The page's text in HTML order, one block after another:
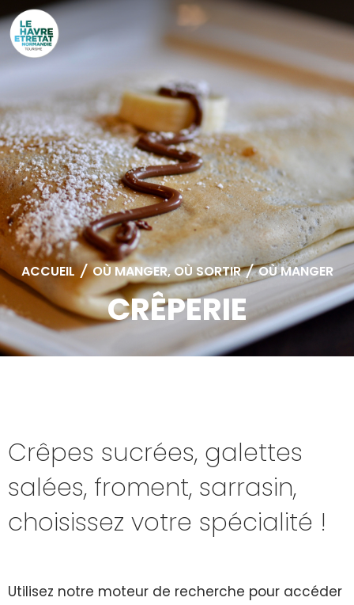
ACCUEIL / OÙ MANGER, OÙ SORTIR / OÙ MANGER
CRÊPERIE
Crêpes sucrées, galettes
salées, froment, sarrasin,
choisissez votre spécialité !
Utilisez notre moteur de recherche pour accéder
Cookies management panel